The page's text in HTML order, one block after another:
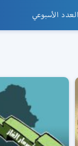
العدد الأسبوعي